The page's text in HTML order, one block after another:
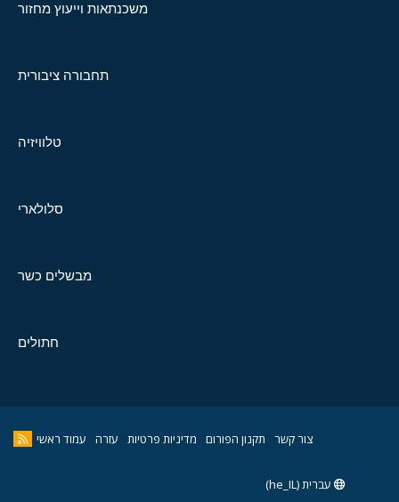
משכנתאות וייעוץ מחזור
תחבורה ציבורית
טלוויזיה
סלולארי
מבשלים כשר
חתולים
צור קשר תקנון הפורום מדיניות פרטיות עזרה עמוד ראשי
עברית (he_IL)